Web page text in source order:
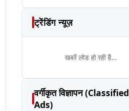
ट्रेंडिंग न्यूज़
खबरें लोड हो रही हैं...
वर्गीकृत विज्ञापन (Classified
Ads)